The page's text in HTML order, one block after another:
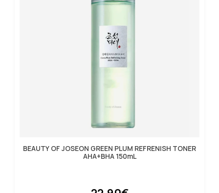
BEAUTY OF JOSEON GREEN PLUM REFRENISH TONER
AHA+BHA 150mL